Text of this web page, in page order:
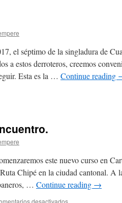
el séptimo de la singladura de
a estos derroteros, creemos
Esta es la … Continue reading
este nuevo curso en
Chipé en la ciudad cantonal. A
… Continue reading →
desactivados